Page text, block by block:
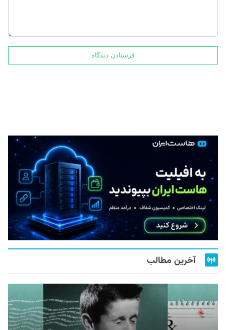
آخرین مطالب